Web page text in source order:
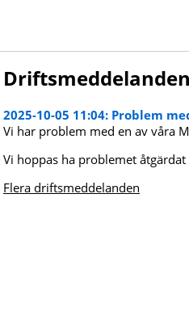
Driftsmeddelanden
2025-10-05 11:04: Problem
Vi har problem med en av våra
Vi hoppas ha problemet
Flera driftsmeddelanden